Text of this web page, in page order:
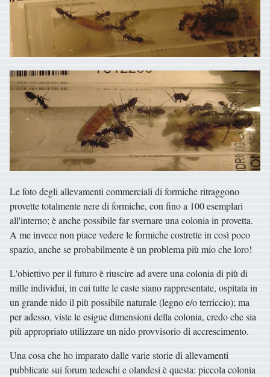
Le foto degli allevamenti commerciali di formiche ritraggono
provette totalmente nere di formiche, con fino a 100 esemplari
all'interno; è anche possibile far svernare una colonia in provetta.
A me invece non piace vedere le formiche costrette in così poco
spazio, anche se probabilmente è un problema più mio che loro!
L'obiettivo per il futuro è riuscire ad avere una colonia di più di
mille individui, in cui tutte le caste siano rappresentate, ospitata in
un grande nido il più possibile naturale (legno e/o terriccio); ma
per adesso, viste le esigue dimensioni della colonia, credo che sia
più appropriato utilizzare un nido provvisorio di accrescimento.
Una cosa che ho imparato dalle varie storie di allevamenti
pubblicate sui forum tedeschi e olandesi è questa: piccola colonia